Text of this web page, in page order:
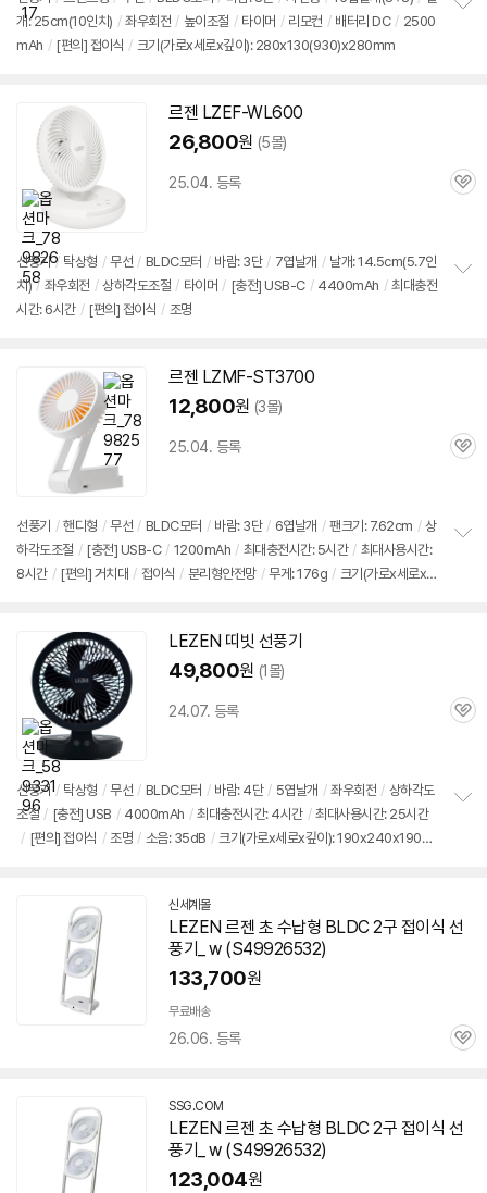
개: 25cm(10인치) / 좌우회전 / 높이조절 / 타이머 / 리모컨 / 배터리 DC / 2500
mAh / [편의] 접이식 / 크기(가로x세로x깊이): 280x130(930)x280mm
르젠 LZEF-WL600
26,800원 (5몰)
25.04. 등록
관
선풍기 / 탁상형 / 무선 / BLDC모터 / 바람: 3단 / 7엽날개 / 날개: 14.5cm(5.7인
치) / 좌우회전 / 상하각도조절 / 타이머 / [충전] USB-C / 4400mAh / 최대충전
시간: 6시간 / [편의] 접이식 / 조명
르젠 LZMF-ST3700
12,800원 (3몰)
25.04. 등록
관
선풍기 / 핸디형 / 무선 / BLDC모터 / 바람: 3단 / 6엽날개 / 팬크기: 7.62cm / 상
하각도조절 / [충전] USB-C / 1200mAh / 최대충전시간: 5시간 / 최대사용시간:
8시간 / [편의] 거치대 / 접이식 / 분리형안전망 / 무게: 176g / 크기(가로x세로x깊
LEZEN 띠빗 선풍기
49,800원 (1몰)
24.07. 등록
관
선풍기 / 탁상형 / 무선 / BLDC모터 / 바람: 4단 / 5엽날개 / 좌우회전 / 상하각도
조절 / [충전] USB / 4000mAh / 최대충전시간: 4시간 / 최대사용시간: 25시간
/ [편의] 접이식 / 조명 / 소음: 35dB / 크기(가로x세로x깊이): 190x240x190m
신세계몰
LEZEN 르젠 초 수납형 BLDC 2구 접이식 선
풍기 _ w (S49926532)
133,700원
무료배송
26.06. 등록
관
SSG.COM
LEZEN 르젠 초 수납형 BLDC 2구 접이식 선
풍기 _ w (S49926532)
123,004원